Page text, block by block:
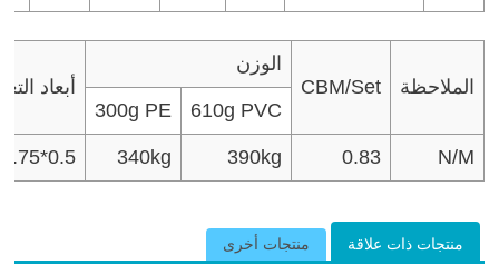
أبعاد
الوزن
CBM/Set
الملاحظة
300g PE
610g PVC
340kg 390kg 0.83 N/M
منتجات ذات علاقة منتجات أخرى